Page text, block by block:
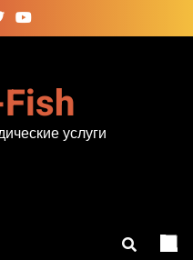
услуги